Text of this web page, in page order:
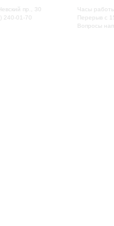
пр., 30
240-01-70
Часы
Перерыв с
Вопросы